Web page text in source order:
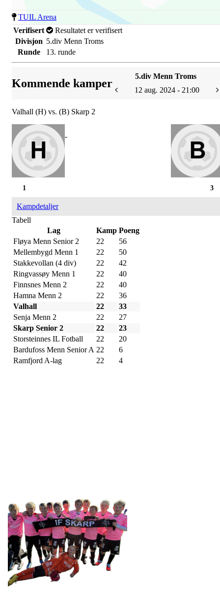
TUIL Arena
Verifisert
Resultatet er verifisert
Divisjon 5.div Menn Troms
Runde
13. runde
Kommende kamper
5.div Menn Troms
12 aug. 2024 - 21:00
Valhall (H) vs. (B) Skarp 2
-
3
1
Kampdetaljer
Tabell
Lag
Kamp Poeng
Fløya Menn Senior 2
22
56
Mellembygd Menn 1
22
50
Stakkevollan (4 div)
22
42
Ringvassøy Menn 1
22
40
Finnsnes Menn 2
22
40
Hamna Menn 2
22
36
Valhall
22
33
Senja Menn 2
22
27
Skarp Senior 2
22
23
Storsteinnes IL Fotball
22
20
Bardufoss Menn Senior A 22
6
Ramfjord A-lag
22 4